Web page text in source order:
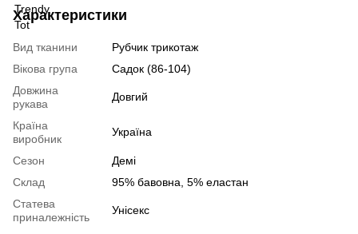
Характеристики
Вид тканини
Рубчик трикотаж
Вікова група
Садок (86-104)
Довжина
рукава
Довгий
Країна
виробник
Україна
Сезон
Демі
Склад
95% бавовна, 5% еластан
Статева
приналежність
Унісекс